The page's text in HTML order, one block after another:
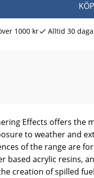
KÖP
1000 kr Alltid 30
Effects offers the
to weather and
of the range are
based acrylic resins,
creation of spilled